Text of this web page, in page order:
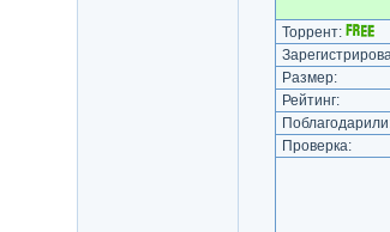
Торрент:
Размер:
Рейтинг:
Проверка: